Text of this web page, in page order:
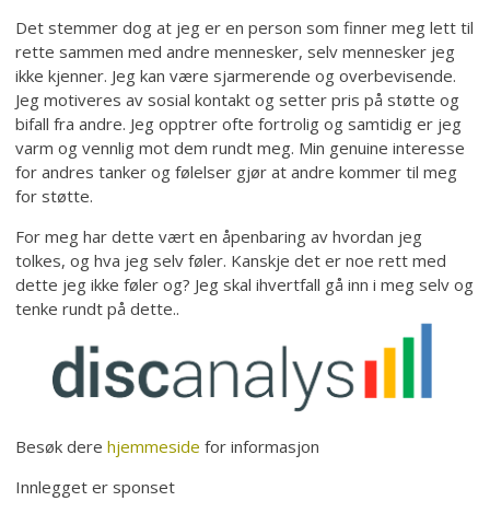
Det stemmer dog at jeg er en person som finner meg lett til
rette sammen med andre mennesker, selv mennesker jeg
ikke kjenner. Jeg kan være sjarmerende og overbevisende.
Jeg motiveres av sosial kontakt og setter pris på støtte og
bifall fra andre. Jeg opptrer ofte fortrolig og samtidig er jeg
varm og vennlig mot dem rundt meg. Min genuine interesse
for andres tanker og følelser gjør at andre kommer til meg
for støtte.
For meg har dette vært en åpenbaring av hvordan jeg
tolkes, og hva jeg selv føler. Kanskje det er noe rett med
dette jeg ikke føler og? Jeg skal ihvertfall gå inn i meg selv og
tenke rundt på dette..
Besøk derehjemmeside for informasjon
Innlegget er sponset